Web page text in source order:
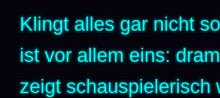
Klingt alles gar nicht
ist vor allem eins:
zeigt schauspielerisch